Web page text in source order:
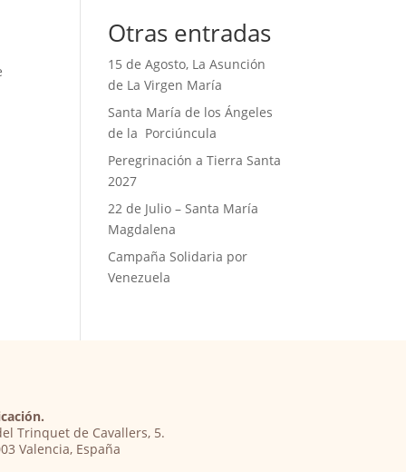
Otras entradas
15 de Agosto, La Asunción
de La Virgen María
Santa María de los Ángeles
de la Porciúncula
Peregrinación a Tierra Santa
2027
22 de Julio – Santa María
Magdalena
Campaña Solidaria por
Venezuela
Trinquet de Cavallers, 5.
Valencia, España